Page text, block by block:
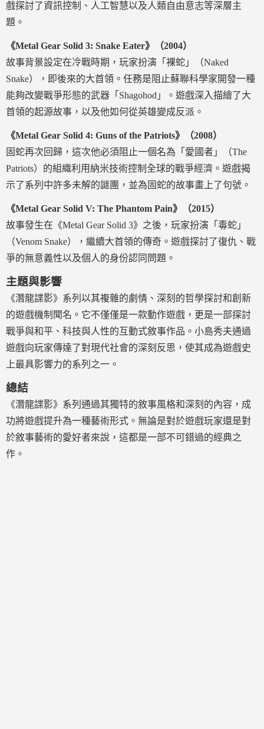
戲探討了資訊控制、人工智慧以及人類自由意志等深層主
題。
《Metal Gear Solid 3: Snake Eater》（2004）
故事背景設定在冷戰時期，玩家扮演「裸蛇」（Naked
Snake），即後來的大首領。任務是阻止蘇聯科學家開發一種
能夠改變戰爭形態的武器「Shagohod」。遊戲深入描繪了大
首領的起源故事，以及他如何從英雄變成反派。
《Metal Gear Solid 4: Guns of the Patriots》（2008）
固蛇再次回歸，這次他必須阻止一個名為「愛國者」（The
Patriots）的組織利用納米技術控制全球的戰爭經濟。遊戲揭
示了系列中許多未解的謎團，並為固蛇的故事畫上了句號。
《Metal Gear Solid V: The Phantom Pain》（2015）
故事發生在《Metal Gear Solid 3》之後，玩家扮演「毒蛇」
（Venom Snake），繼續大首領的傳奇。遊戲探討了復仇、戰
爭的無意義性以及個人的身份認同問題。
主題與影響
《潛龍諜影》系列以其複雜的劇情、深刻的哲學探討和創新
的遊戲機制聞名。它不僅僅是一款動作遊戲，更是一部探討
戰爭與和平、科技與人性的互動式敘事作品。小島秀夫通過
遊戲向玩家傳達了對現代社會的深刻反思，使其成為遊戲史
上最具影響力的系列之一。
總結
《潛龍諜影》系列通過其獨特的敘事風格和深刻的內容，成
功將遊戲提升為一種藝術形式。無論是對於遊戲玩家還是對
於敘事藝術的愛好者來說，這都是一部不可錯過的經典之
作。